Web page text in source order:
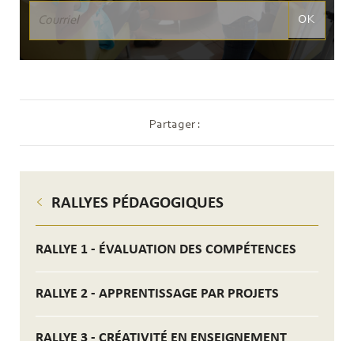
RALLYES PÉDAGOGIQUES
RALLYE 1 - ÉVALUATION DES COMPÉTENCES
RALLYE 2 - APPRENTISSAGE PAR PROJETS
OK
Partager :